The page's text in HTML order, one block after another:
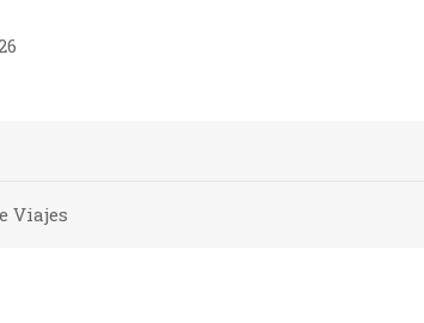
Viajes